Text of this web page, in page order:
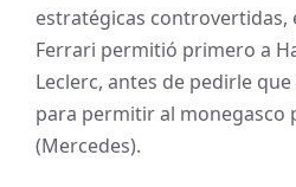
estratégicas controvertidas,
Ferrari permitió primero a
Leclerc, antes de pedirle
para permitir al monegasco
(Mercedes).